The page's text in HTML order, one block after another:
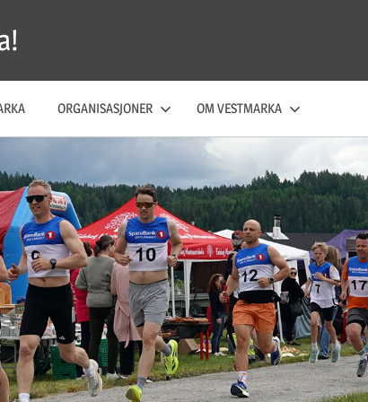
ORGANISASJONER OM VESTMARKA